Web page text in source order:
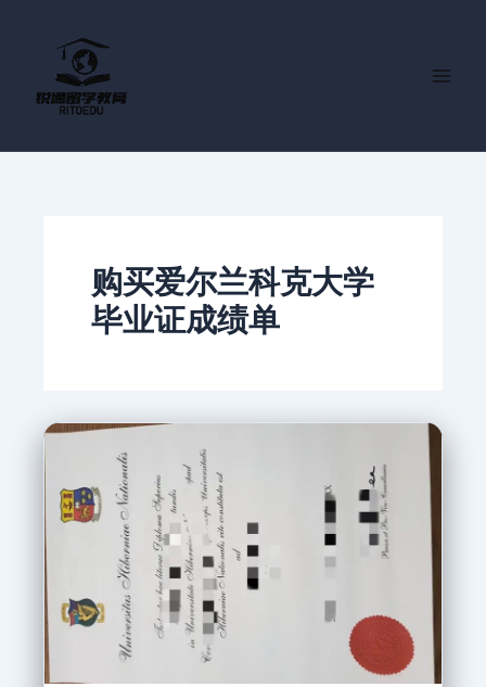
购买爱尔兰科克大学
毕业证成绩单